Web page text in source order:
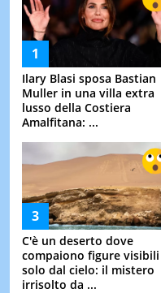
Ilary Blasi sposa Bastian
Muller in una villa extra
lusso della Costiera
Amalfitana: ...
C'è un deserto dove
compaiono figure visibili
solo dal cielo: il mistero
irrisolto da ...